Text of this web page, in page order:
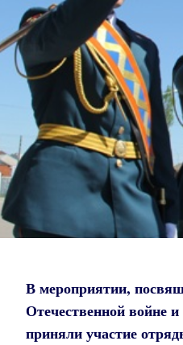
В мероприятии,
Отечественной войне
приняли участие